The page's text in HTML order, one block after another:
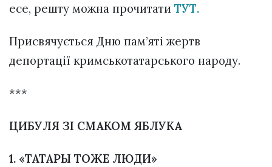
есе, решту можна прочитати ТУТ.
Присвячується Дню пам’яті жертв
депортації кримськотатарського народу.
***
ЦИБУЛЯ ЗІ СМАКОМ ЯБЛУКА
1. «ТАТАРЫ ТОЖЕ ЛЮДИ»